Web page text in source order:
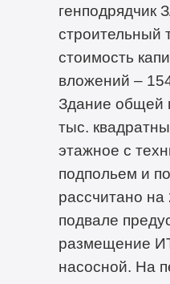
генподрядчик
строительный
стоимость
вложений –
Здание общей
тыс.
этажное с
подпольем и
рассчитано на
подвале
размещение
насосной. На